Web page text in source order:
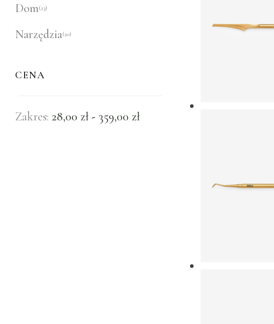
Dom(23)
Narzędzia(20)
CENA
Zakres: 28,00 zł - 359,00 zł